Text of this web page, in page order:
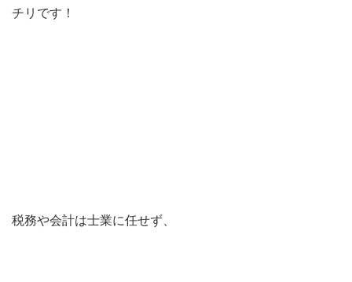
チリです！
税務や会計は士業に任せず、